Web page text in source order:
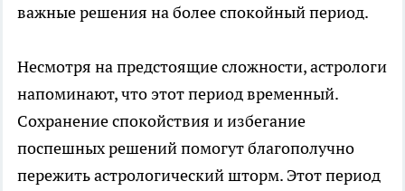
важные решения на более спокойный период.
Несмотря на предстоящие сложности, астрологи
напоминают, что этот период временный.
Сохранение спокойствия и избегание
поспешных решений помогут благополучно
пережить астрологический шторм. Этот период